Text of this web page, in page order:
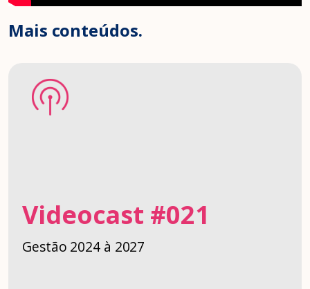
Mais conteúdos.
Videocast #021
Gestão 2024 à 2027